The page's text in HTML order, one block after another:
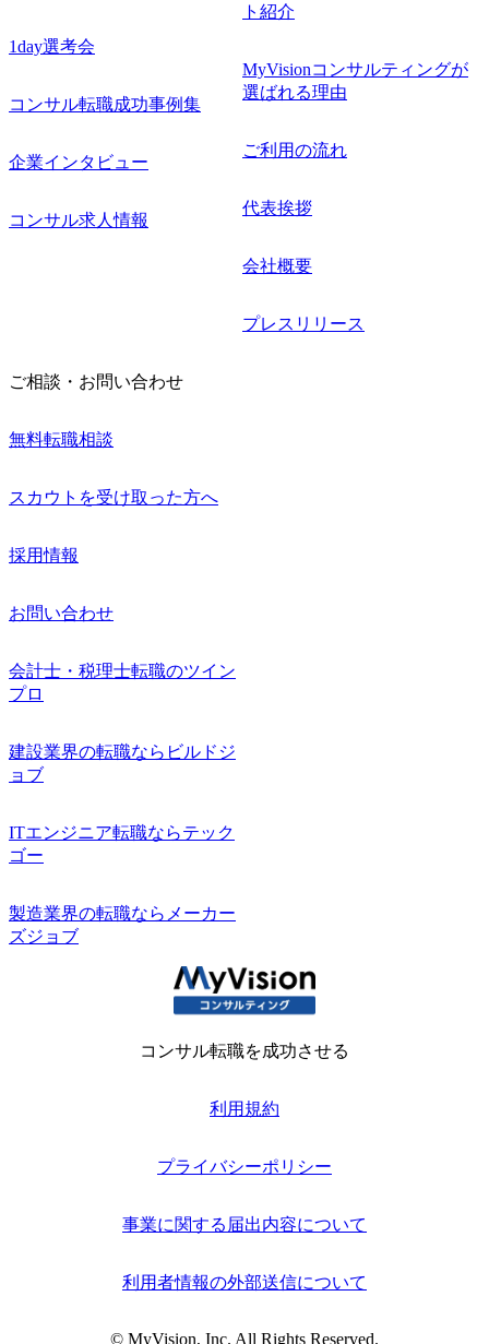
1day選考会
コンサル転職成功事例集
企業インタビュー
コンサル求人情報
ト紹介
MyVisionコンサルティングが
選ばれる理由
ご利用の流れ
代表挨拶
会社概要
プレスリリース
ご相談・お問い合わせ
無料転職相談
スカウトを受け取った方へ
採用情報
お問い合わせ
会計士・税理士転職のツイン
プロ
建設業界の転職ならビルドジ
ョブ
ITエンジニア転職ならテック
ゴー
製造業界の転職ならメーカー
ズジョブ
コンサル転職を成功させる
利用規約
プライバシーポリシー
事業に関する届出内容について
利用者情報の外部送信について
© MyVision, Inc. All Rights Reserved.